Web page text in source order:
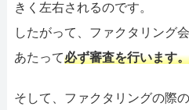
きく左右されるのです。
したがって、ファクタリング
あたって必ず審査を行います。
そして、ファクタリングの際